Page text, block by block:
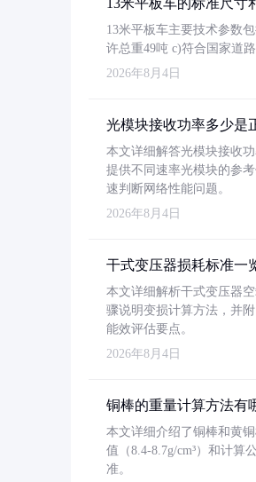
13米平板车的标准尺寸
13米平板车主要技术参数
许总重49吨 c)符合国家道
2026年8月4日
光模块接收功率多少是
本文详细解答光模块接收
提供不同速率光模块的参
速判断网络性能问题。
2026年8月4日
干式变压器损耗标准一
本文详细解析干式变压器
骤说明变损计算方法，并
能效评估要点。
2026年8月4日
铜棒的重量计算方法有
本文详细介绍了铜棒和黄
值（8.4-8.7g/cm³）和计算
准。